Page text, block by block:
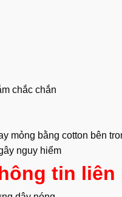
chắc chắn
mỏng bằng cotton bên
nguy hiểm
tin liên